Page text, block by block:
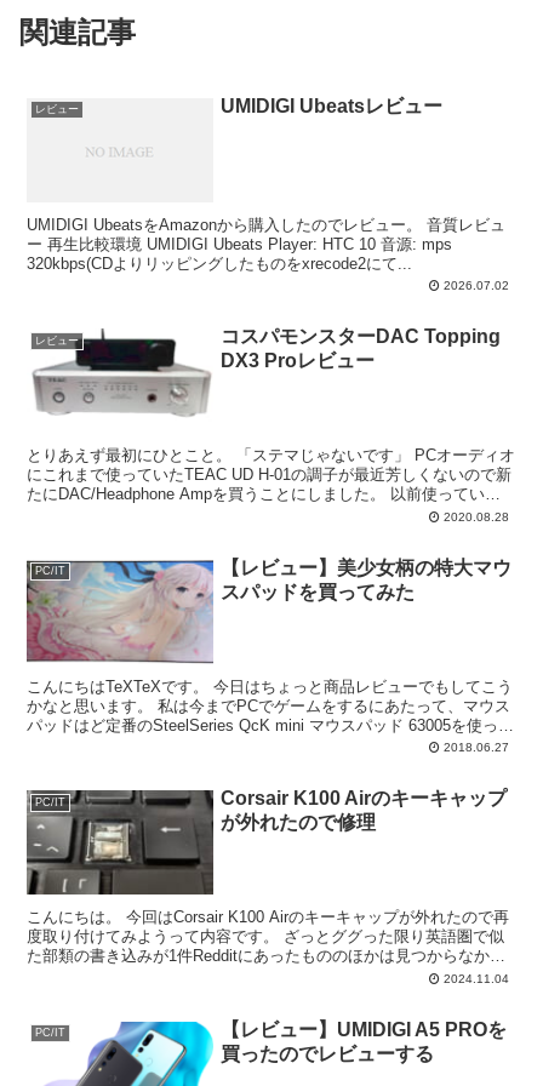
関連記事
レビュー UMIDIGI Ubeatsレビュー
UMIDIGI UbeatsをAmazonから購入したのでレビュー。 音質レビュ
ー 再生比較環境 UMIDIGI Ubeats Player: HTC 10 音源: mps
320kbps(CDよりリッピングしたものをxrecode2にて...
2026.07.02
レビュー
コスパモンスターDAC Topping
DX3 Proレビュー
とりあえず最初にひとこと。 「ステマじゃないです」 PCオーディオ
にこれまで使っていたTEAC UD H-01の調子が最近芳しくないので新
たにDAC/Headphone Ampを買うことにしました。 以前使っていた
2020.08.28
PC/IT
【レビュー】美少女柄の特大マウ
スパッドを買ってみた
こんにちはTeXTeXです。 今日はちょっと商品レビューでもしてこう
かなと思います。 私は今までPCでゲームをするにあたって、マウス
パッドはど定番のSteelSeries QcK mini マウスパッド 63005を使って
2018.06.27
PC/IT
Corsair K100 Airのキーキャップ
が外れたので修理
こんにちは。 今回はCorsair K100 Airのキーキャップが外れたので再
度取り付けてみようって内容です。 ざっとググった限り英語圏で似
た部類の書き込みが1件Redditにあったもののほかは見つからなかっ
2024.11.04
PC/IT
【レビュー】UMIDIGI A5 PROを
買ったのでレビューする